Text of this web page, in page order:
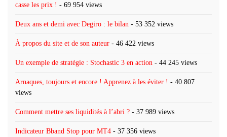
casse les prix ! - 69 954 views
Deux ans et demi avec Degiro : le bilan - 53 352 views
À propos du site et de son auteur - 46 422 views
Un exemple de stratégie : Stochastic 3 en action - 44 245 views
Arnaques, toujours et encore ! Apprenez à les éviter ! - 40 807
views
Comment mettre ses liquidités à l’abri ? - 37 989 views
Indicateur Bband Stop pour MT4 - 37 356 views